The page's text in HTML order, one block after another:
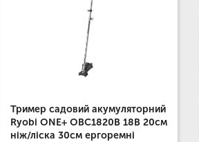
Тример садовий акумуляторний
Ryobi ONE+ OBC1820B 18В 20см
ніж/ліска 30см ергоремні